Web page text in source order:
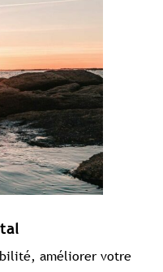
améliorer votre